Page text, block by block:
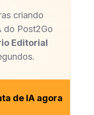
criando
do Post2Go
Editorial
de IA agora